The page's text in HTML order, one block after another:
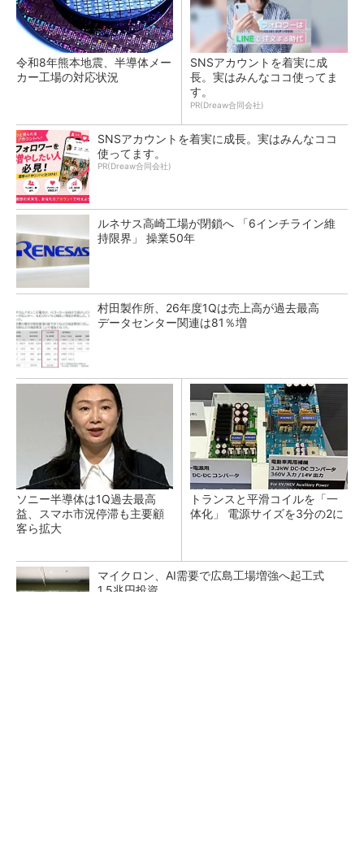
令和8年熊本地震、半導体メー
カー工場の対応状況
SNSアカウントを着実に成
長。実はみんなココ使ってま
す。
PR(Dreaw合同会社)
SNSアカウントを着実に成長。実はみんなココ
使ってます。
PR(Dreaw合同会社)
ルネサス高崎工場が閉鎖へ 「6インチライン維
持限界」 操業50年
村田製作所、26年度1Qは売上高が過去最高
データセンター関連は81％増
ソニー半導体は1Q過去最高
益、スマホ市況停滞も主要顧
客ら拡大
トランスと平滑コイルを「一
体化」 電源サイズを3分の2に
マイクロン、AI需要で広島工場増強へ起工式
1.5兆円投資